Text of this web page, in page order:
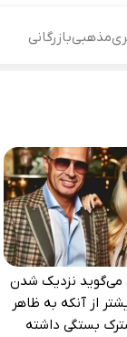
مذهبیبازرگانی
می‌گوید نزدیک شدن
از آنکه به ظاهر
بستگی داشته